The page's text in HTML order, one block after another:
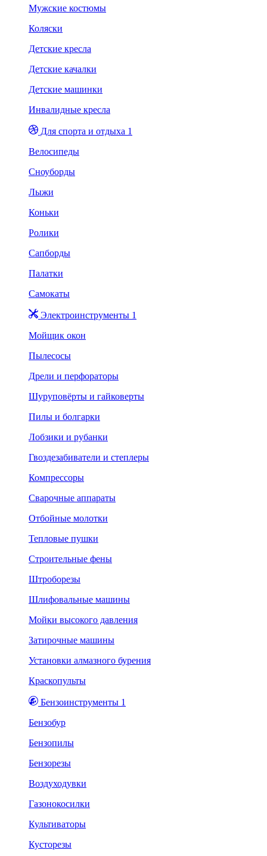
Мужские костюмы
Коляски
Детские кресла
Детские качалки
Детские машинки
Инвалидные кресла
Для спорта и отдыха 1
Велосипеды
Сноуборды
Лыжи
Коньки
Ролики
Сапборды
Палатки
Самокаты
Электроинструменты 1
Мойщик окон
Пылесосы
Дрели и перфораторы
Шуруповёрты и гайковерты
Пилы и болгарки
Лобзики и рубанки
Гвоздезабиватели и степлеры
Компрессоры
Сварочные аппараты
Отбойные молотки
Тепловые пушки
Строительные фены
Штроборезы
Шлифовальные машины
Мойки высокого давления
Затирочные машины
Установки алмазного бурения
Краскопульты
Бензоинструменты 1
Бензобур
Бензопилы
Бензорезы
Воздуходувки
Газонокосилки
Культиваторы
Кусторезы